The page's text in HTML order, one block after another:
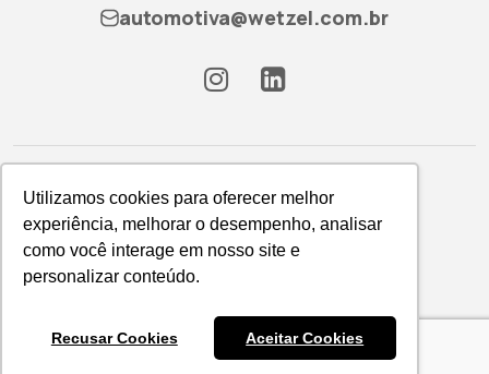
Utilizamos cookies para oferecer melhor
experiência, melhorar o desempenho, analisar
como você interage em nosso site e
personalizar conteúdo.
Recusar Cookies Aceitar Cookies
automotiva@wetzel.com.br
Política de Privacidade